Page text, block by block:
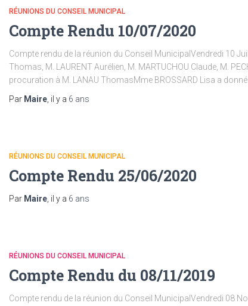
RÉUNIONS DU CONSEIL MUNICIPAL
Compte Rendu 10/07/2020
Compte rendu de la réunion du Conseil MunicipalVendredi 10
Thomas, M. LAURENT Aurélien, M. MARTUCHOU Claude, M.
procuration à M. LANAU ThomasMme BROSSARD Lisa a
Par Maire , il y a 6 ans
RÉUNIONS DU CONSEIL MUNICIPAL
Compte Rendu 25/06/2020
Par Maire , il y a 6 ans
RÉUNIONS DU CONSEIL MUNICIPAL
Compte Rendu du 08/11/2019
Compte rendu de la réunion du Conseil MunicipalVendredi 08